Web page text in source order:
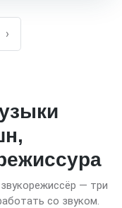
›
— три
со звуком.